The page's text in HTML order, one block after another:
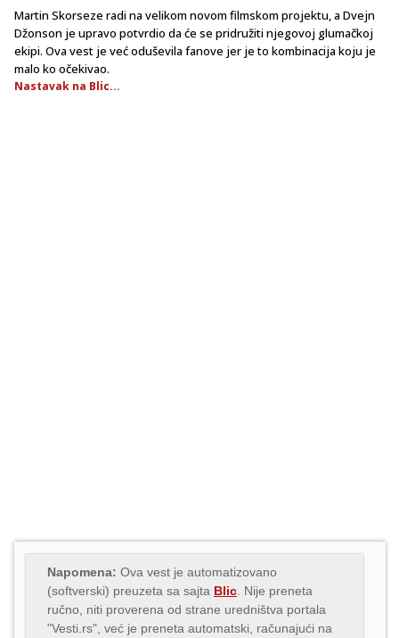
Martin Skorseze radi na velikom novom filmskom projektu, a Dvejn
Džonson je upravo potvrdio da će se pridružiti njegovoj glumačkoj
ekipi. Ova vest je već oduševila fanove jer je to kombinacija koju je
malo ko očekivao.
Nastavak na Blic...
Napomena: Ova vest je automatizovano
(softverski) preuzeta sa sajta Blic . Nije preneta
ručno, niti proverena od strane uredništva portala
"Vesti.rs", već je preneta automatski, računajući na